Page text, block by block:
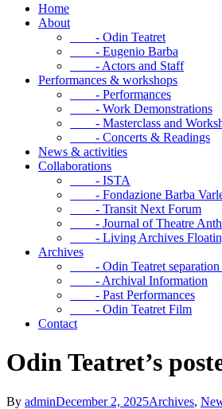
Home
About
- Odin Teatret
- Eugenio Barba
- Actors and Staff
Performances & workshops
- Performances
- Work Demonstrations
- Masterclass and
- Concerts & Readings
News & activities
Collaborations
- ISTA
- Fondazione Barba
- Transit Next Forum
- Journal of Theatre
- Living Archives
Archives
- Odin Teatret separation
- Archival Information
- Past Performances
- Odin Teatret Film
Contact
Odin Teatret’s
By adminDecember 2, 2025Archives,